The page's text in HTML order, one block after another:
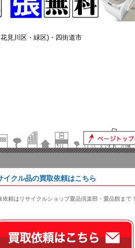
見川区・緑区)・四街道市
イクル品の買取依頼はこちら
依頼はリサイクルショップ愛品倶楽部・愛品館まで！